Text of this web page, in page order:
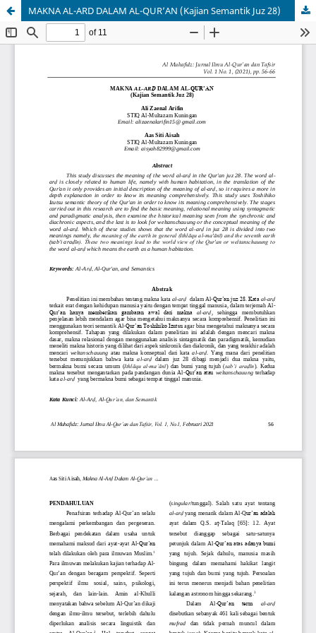
MAKNA AL-ARD DALAM AL-QUR’AN (Kajian Semantik Juz 28)